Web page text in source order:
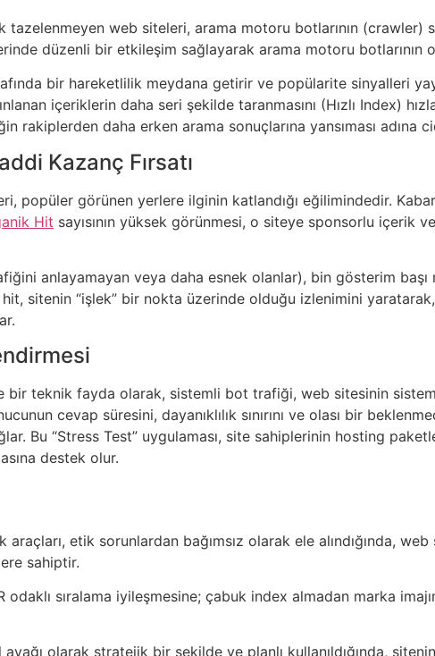
tazelenmeyen web siteleri, arama motoru botlarının
düzenli bir etkileşim sağlayarak arama motoru botlarının
bir hareketlilik meydana getirir ve popülarite sinyalleri
içeriklerin daha seri şekilde taranmasını (Hızlı Index)
rakiplerden daha erken arama sonuçlarına yansıması adına
Kazanç Fırsatı
popüler görünen yerlere ilginin katlandığı eğilimindedir.
Hit sayısının yüksek görünmesi, o siteye sponsorlu içerik
anlayamayan veya daha esnek olanlar), bin gösterim
sitenin “işlek” bir nokta üzerinde olduğu izlenimini
bir teknik fayda olarak, sistemli bot trafiği, web sitesinin
cevap süresini, dayanıklılık sınırını ve olası bir
Bu “Stress Test” uygulaması, site sahiplerinin hosting
destek olur.
etik sorunlardan bağımsız olarak ele alındığında,
sahiptir.
odaklı sıralama iyileşmesine; çabuk index almadan marka
olarak stratejik bir şekilde ve planlı kullanıldığında,